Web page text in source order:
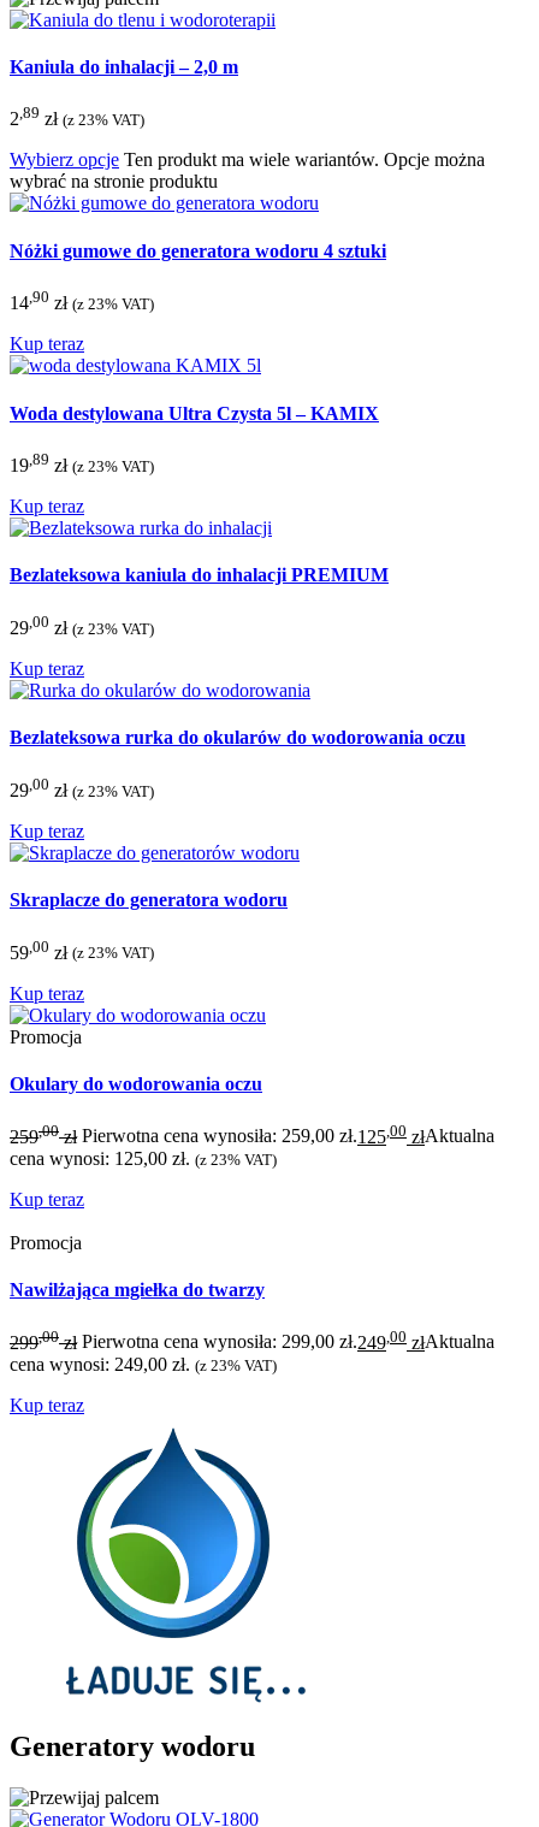
Kaniula do inhalacji – 2,0 m
2,89 zł (z 23% VAT)
Wybierz opcje Ten produkt ma wiele wariantów. Opcje można
wybrać na stronie produktu
Nóżki gumowe do generatora wodoru 4 sztuki
14,90 zł (z 23% VAT)
Kup teraz
Woda destylowana Ultra Czysta 5l – KAMIX
19 ,89 zł (z 23% VAT)
Kup teraz
Bezlateksowa kaniula do inhalacji PREMIUM
29 ,00 zł (z 23% VAT)
Kup teraz
Bezlateksowa rurka do okularów do wodorowania oczu
29 ,00 zł (z 23% VAT)
Kup teraz
Skraplacze do generatora wodoru
59 ,00 zł (z 23% VAT)
Kup teraz
Promocja
Okulary do wodorowania oczu
259,00 zł Pierwotna cena wynosiła: 259,00 zł.125 ,00 złAktualna
cena wynosi: 125,00 zł. (z 23% VAT)
Kup teraz
Promocja
Nawilżająca mgiełka do twarzy
299,00 zł Pierwotna cena wynosiła: 299,00 zł.249 ,00 złAktualna
cena wynosi: 249,00 zł. (z 23% VAT)
Kup teraz
Generatory wodoru